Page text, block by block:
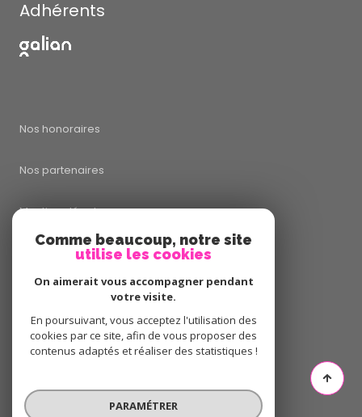
Adhérents
Nos honoraires
Nos partenaires
Mentions légales
Cookies
© 2026 | Tous droits réservés
Comme beaucoup, notre site
utilise les cookies
On aimerait vous accompagner pendant
votre visite.
En poursuivant, vous acceptez l'utilisation des
cookies par ce site, afin de vous proposer des
contenus adaptés et réaliser des statistiques !
PARAMÉTRER